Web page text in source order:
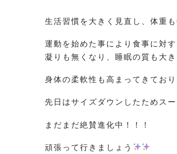
生活習慣を大きく見直し、体重
運動を始めた事により食事に対
凝りも無くなり、睡眠の質も大
身体の柔軟性も高まってきてお
先日はサイズダウンしたためス
まだまだ絶賛進化中！！！
頑張って行きましょう